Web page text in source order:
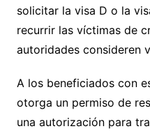
solicitar la visa D o la
recurrir las víctimas de
autoridades consideren
A los beneficiados con
otorga un permiso de
una autorización para